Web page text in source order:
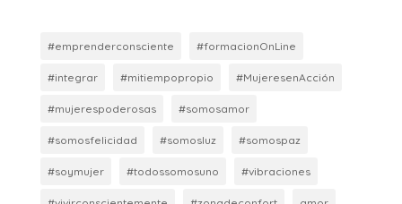
#emprenderconsciente #formacionOnLine
#integrar #mitiempopropio #MujeresenAcción
#mujerespoderosas #somosamor
#somosfelicidad #somosluz #somospaz
#soymujer #todossomosuno #vibraciones